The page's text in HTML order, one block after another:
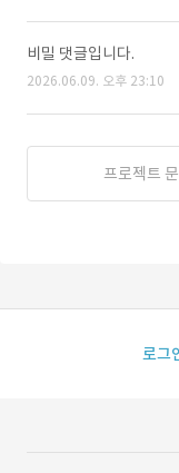
비밀 댓글입니다.
2026.06.09. 오후 23:10
프로젝트
로그